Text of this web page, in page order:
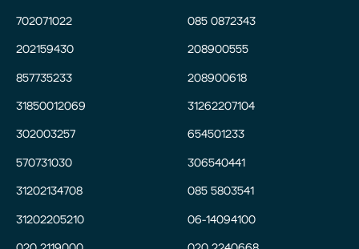
702071022
202159430
857735233
31850012069
302003257
570731030
31202134708
31202205210
085 0872343
208900555
208900618
31262207104
654501233
306540441
085 5803541
06-14094100